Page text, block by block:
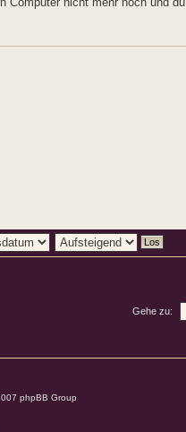
Gehe zu:
phpBB Group